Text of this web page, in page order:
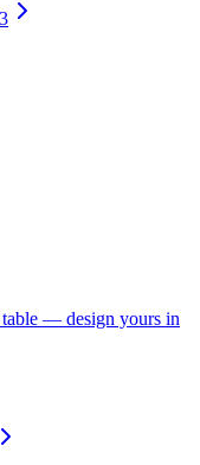
table — design yours in